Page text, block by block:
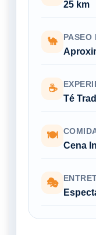
25 km
🐪 PASEO
☕
Té
🍽
Cena
🎭